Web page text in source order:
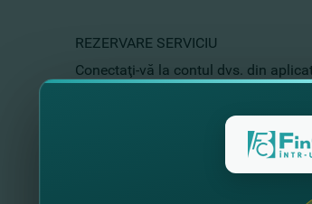
REZERVARE SERVICIU
Conectaţi-vă la contul dvs. din
https://